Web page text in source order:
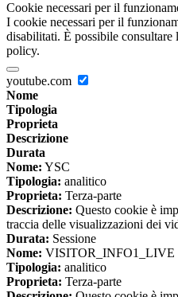
Cookie necessari per il
I cookie necessari per il
disabilitati. È possibile
policy.
youtube.com
Nome
Tipologia
Proprieta
Descrizione
Durata
Nome: YSC
Tipologia: analitico
Proprieta: Terza-parte
Descrizione: Questo cookie è
traccia delle visualizzazioni dei
Durata: Sessione
Nome: VISITOR_INFO1_LIVE
Tipologia: analitico
Proprieta: Terza-parte